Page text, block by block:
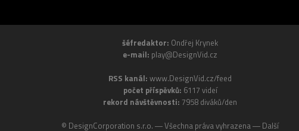
šéfredaktor: Ondřej Krynek
e-mail: play@DesignVid.cz
RSS kanál: www.DesignVid.cz/feed
počet příspěvků: 6117 videí
rekord návštěvnosti: 7958 diváků/den
© DesignCorporation s.r.o. ― Všechna práva vyhrazena ― Další